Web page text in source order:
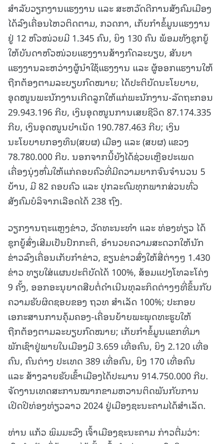
ສໍາລັບວຽກງານແຮງງານ ແລະ ສະຫວັດດີການສັງຄົມເມືອງ
ໄດ້ລົງເຄື່ອນໄຫວຕິດຕາມ, ກວດກາ, ເກັບກຳຂໍ້ມູນແຮງງານ
ຢູ່ 12 ຫົວໜ່ວຍມີ 1.345 ຄົນ, ຍິງ 130 ຄົນ ພ້ອມທັງຊຸກຍູ້
ໃຫ້ບັນດາຫົວໜ່ວຍແຮງງານສ້າງກົດລະບຽບ, ສັນຍາ
ແຮງງານລະຫວ່າງຜູ້ນຳໃຊ້ແຮງງານ ແລະ ຜູ້ອອກແຮງານໃຫ້
ຖືກຕ້ອງຕາມລະບຽບກົດໝາຍ; ໄດ້ປະຕິບັດນະໂຍບາຍ,
ອຸດໜູນພະນັກງານເກີດລູກໃຫ້ແກ່ພະນັກງານ-ລັດຖະກອນ
29.943.196 ກີບ, ເງິນອຸດໜູນການເສຍຊີວິດ 87.174.335
ກີບ, ເງິນອຸດໜູນບຳເນັດ 190.787.463 ກີບ; ເງິນ
ນະໂຍບາຍກອງທຶນ(ສບຜ) ເມືອງ ແລະ (ສບຜ) ແຂວງ
78.780.000 ກີບ. ນອກຈາກນີ້ຍັງໄດ້ຊ່ວຍເຫຼືອປະເພດ
ເຄື່ອງນຸ່ງຫົ່ມໃຫ້ແກ່ຄອບຄົວທີ່ມີຄວາມຍາກຈົນຈໍານວນ 5
ບ້ານ, ມີ 82 ຄອບຄົວ ແລະ ປຸກລະດົມທຸກພາກສ່ວນທົ່ວ
ສັງຄົມບໍລິຈາກເລືອດໄດ້ 238 ຖົງ.
ວຽກງານຖະແຫຼງຂ່າວ, ວັດທະນະທໍາ ແລະ ທ່ອງທ່ຽວ ໄດ້
ຊຸກຍູ້ສົ່ງເສີມເປັນປົກກະຕິ, ອໍານວຍຄວາມສະດວກໃຫ້ນັກ
ຂ່າວລົງເຄື່ອນເກັບກຳຂ່າວ, ຂຽນຂ່າວສົ່ງໃຫ້ສື່ຕ່າງໆ 1.430
ຂ່າວ ທຽບໃສ່ແຜນປະຕິບັດໄດ້ 100%, ສ້ອມແປງໂທລະໂຄ່ງ
9 ຄັ້ງ, ອອກອະນຸຍາດສືບຕໍ່ດຳເນີນທຸລະກິດຕ່າງໆທີ່ຂຶ້ນກັບ
ຄວາມຮັບຜິດຊອບຂອງ ຖວທ ສຳເລັດ 100%; ປະກອບ
ເອກະສານການຄຸ້ມຄອງ-ເຄື່ອນຍ້າຍພະພຸດທະຮູບໃຫ້
ຖືກຕ້ອງຕາມລະບຽບກົດໝາຍ; ເກັບກໍາຂໍ້ມູນແຂກທີ່ມາ
ພັກເຊົາຢູ່ພາຍໃນເມືອງມີ 3.659 ເທື່ອຄົນ, ຍິງ 2.120 ເທື່ອ
ຄົນ, ຄົນຕ່າງ ປະເທດ 389 ເທື່ອຄົນ, ຍິງ 170 ເທື່ອຄົນ
ແລະ ສ້າງລາຍຮັບເຂົ້າເມືອງໄດ້ປະມານ 914.750.000 ກີບ.
ຈັດງານເທດສະການໝາກຂາມຫວານຕິດພັນກັບການ
ເປີດປີທ່ອງທ່ຽວລາວ 2024 ຢູ່ເມືອງຊະນະຄາມໄດ້ສໍາເລັດ.
ທ່ານ ແກ້ວ ພິມມະວົງ ເຈົ້າເມືອງຊະນະຄາມ ກ່າວຕື່ມວ່າ: